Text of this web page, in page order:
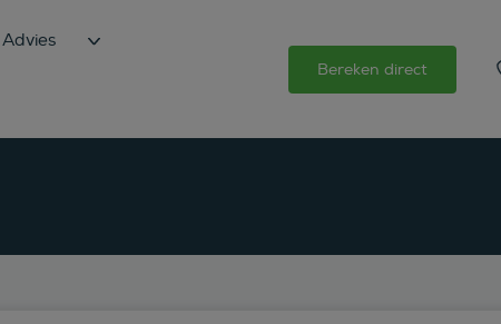
Advies
Bereken direct